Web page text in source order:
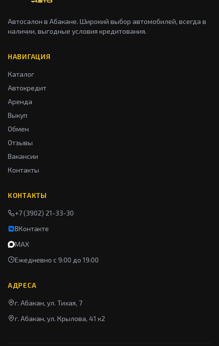
Автосалон в Абакане. Широкий выбор автомобилей, всегда в
наличии, выгодные условия кредитования.
НАВИГАЦИЯ
Каталог
Автокредит
Аренда
Выкуп
Обмен
Отзывы
Вакансии
Контакты
КОНТАКТЫ
+7 (3902) 21-33-30
ВКонтакте
MAX
Ежедневно с 9:00 до 19:00
АДРЕСА
г. Абакан, ул. Тихая, 7
г. Абакан, ул. Крылова, 41 к2